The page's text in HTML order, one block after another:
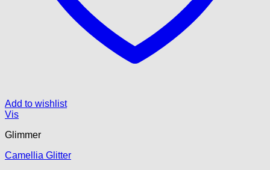
Add to wishlist
Vis
Glimmer
Camellia Glitter